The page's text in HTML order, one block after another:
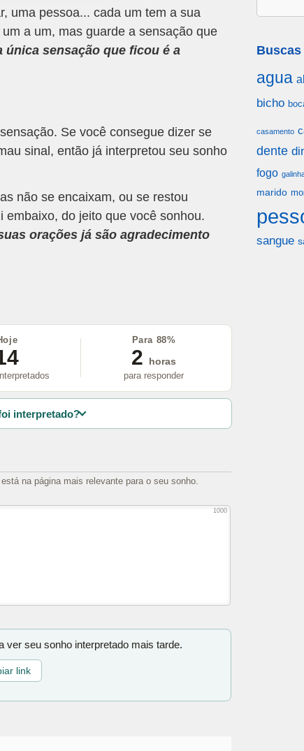
uma pessoa... cada um tem a sua
a um, mas guarde a sensação que
única sensação que ficou é a
Se você consegue dizer se
sinal, então já interpretou seu sonho
não se encaixam, ou se restou
do jeito que você sonhou.
orações já são agradecimento
Para 88%
2
horas
para responder
interpretado?
na página mais relevante para o seu sonho.
1000
ver seu sonho interpretado mais tarde.
link
agua
bicho
casamento
dente
fogo
marido
sangue